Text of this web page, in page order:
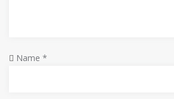
Name *